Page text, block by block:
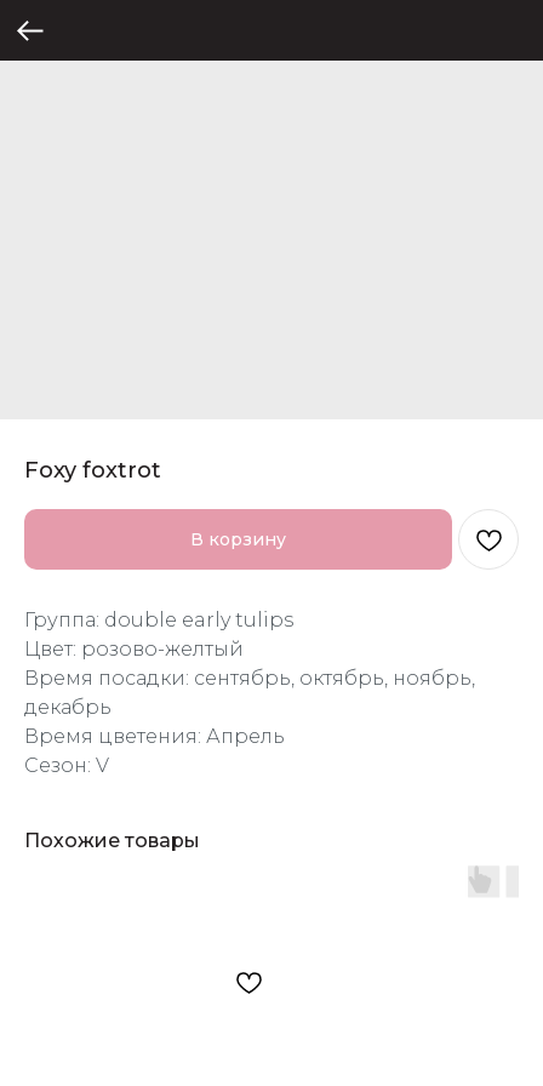
Foxy foxtrot
В корзину
Группа: double early tulips
Цвет: розово-желтый
Время посадки: сентябрь, октябрь, ноябрь,
декабрь
Время цветения: Апрель
Сезон: V
Похожие товары